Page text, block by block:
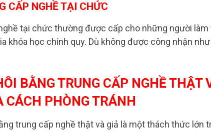
CẤP NGHỀ TẠI CHỨC
tại chức thường được cấp cho những người
khóa học chính quy. Dù không được công nhận
BẰNG TRUNG CẤP NGHỀ THẬT
CÁCH PHÒNG TRÁNH
trung cấp nghề thật và giả là một thách thức lớn